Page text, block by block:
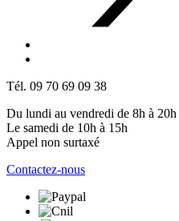
Tél. 09 70 69 09 38
Du lundi au vendredi de 8h à 20h
Le samedi de 10h à 15h
Appel non surtaxé
Contactez-nous